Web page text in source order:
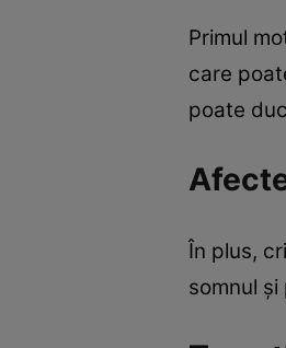
Primul
care
poate
În plus,
somnul